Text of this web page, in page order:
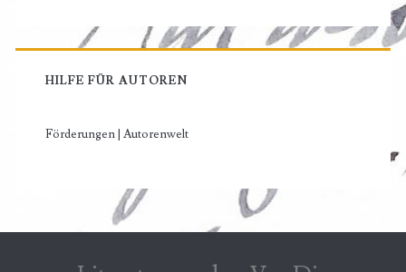
HILFE FÜR AUTOREN
Förderungen | Autorenwelt